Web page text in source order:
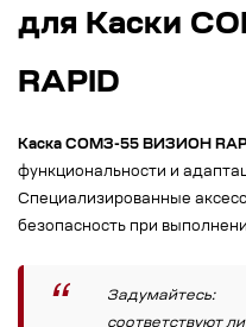
для Каски
RAPID
Каска СОМЗ-55 ВИЗИОН
функциональности и
Специализированные
безопасность при
Задумайтесь:
соответствуют ли